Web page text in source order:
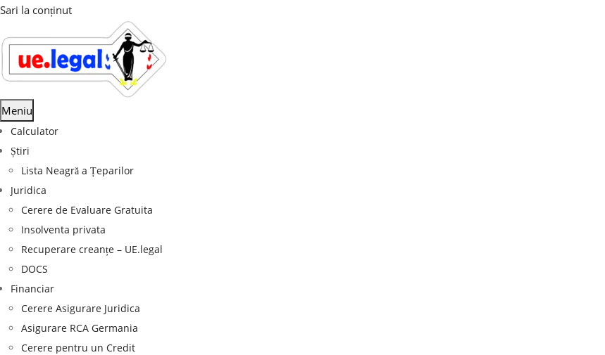
Sari la conținut
Meniu
Calculator
Știri
Lista Neagră a Țeparilor
Juridica
Cerere de Evaluare Gratuita
Insolventa privata
Recuperare creanțe – UE.legal
DOCS
Financiar
Cerere Asigurare Juridica
Asigurare RCA Germania
Cerere pentru un Credit